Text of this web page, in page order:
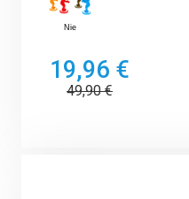
Nie
19,96 €
49,90€